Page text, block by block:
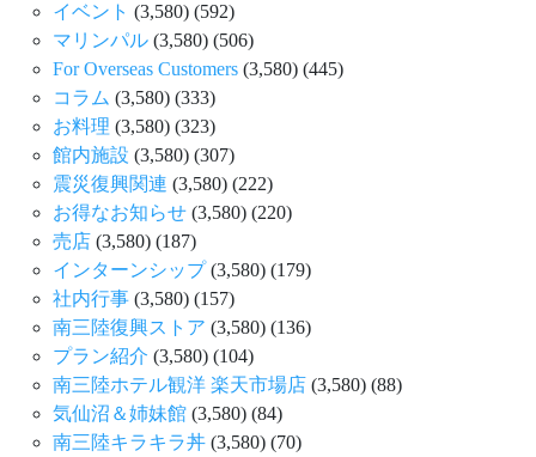
イベント (3,580) (592)
マリンパル (3,580) (506)
For Overseas Customers (3,580) (445)
コラム (3,580) (333)
お料理 (3,580) (323)
館内施設 (3,580) (307)
震災復興関連 (3,580) (222)
お得なお知らせ (3,580) (220)
売店 (3,580) (187)
インターンシップ(3,580) (179)
社内行事 (3,580) (157)
南三陸復興ストア (3,580) (136)
プラン紹介 (3,580) (104)
南三陸ホテル観洋 楽天市場店 (3,580) (88)
気仙沼＆姉妹館 (3,580) (84)
南三陸キラキラ丼 (3,580) (70)